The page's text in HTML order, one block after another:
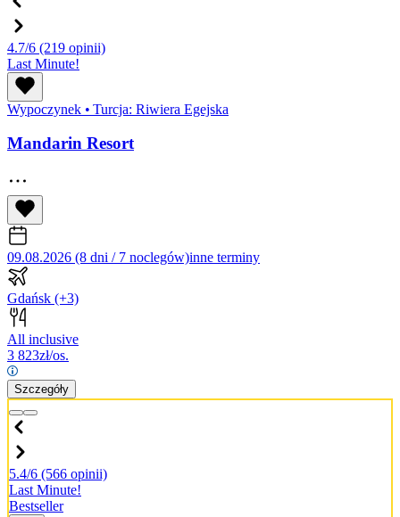
4.7/6 (219 opinii)
Last Minute!
Wypoczynek • Turcja: Riwiera Egejska
Mandarin Resort
09.08.2026 (8 dni / 7 noclegów)inne terminy
Gdańsk (+3)
All inclusive
3 823zł/os.
Szczegóły
5.4/6 (566 opinii)
Last Minute!
Bestseller